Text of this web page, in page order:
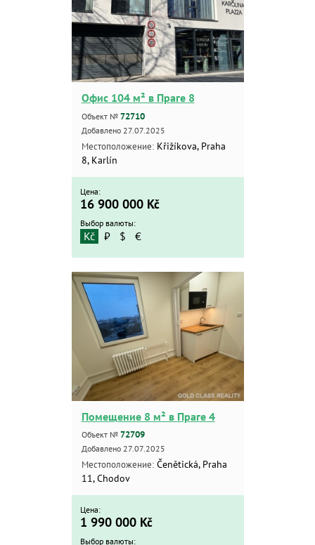
Офис 104 м² в Праге 8
Объект № 72710
Добавлено 27.07.2025
Местоположение:Křižíkova, Praha
8, Karlín
Цена:
16 900 000 Kč
Выбор валюты:
Kč ₽ $ €
Помещение 8 м² в Праге 4
Объект № 72709
Добавлено 27.07.2025
Местоположение:Čenětická, Praha
11, Chodov
Цена:
1 990 000 Kč
Выбор валюты: